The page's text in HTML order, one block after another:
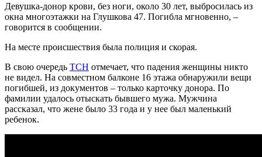
Девушка-донор крови, без ноги, около 30 лет, выбросилась из
окна многоэтажки на Глушкова 47. Погибла мгновенно, –
говорится в сообщении.
На месте происшествия была полиция и скорая.
В свою очередь ТСН отмечает, что падения женщины никто
не видел. На совместном балконе 16 этажа обнаружили вещи
погибшей, из документов – только карточку донора. По
фамилии удалось отыскать бывшего мужа. Мужчина
рассказал, что жене было 33 года и у нее был маленький
ребенок.